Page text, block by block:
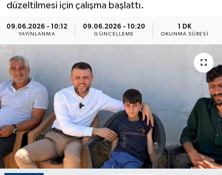
düzeltilmesi için çalışma başlattı.
09.06.2026 - 10:12
YAYINLANMA
09.06.2026 - 10:20
GÜNCELLEME
1 DK
OKUNMA SÜRESI
ÇEVRE
Dış Haberler
Dünya
EĞİTİM
EKONOMİ
English News